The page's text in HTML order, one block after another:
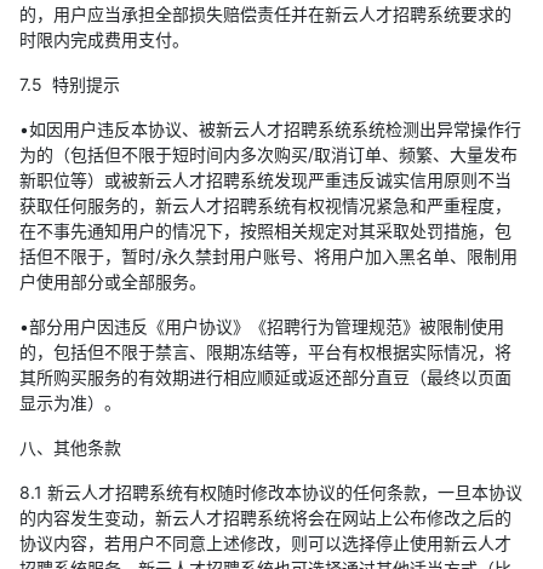
的，用户应当承担全部损失赔偿责任并在新云人才招聘系统要求的
时限内完成费用支付。
7.5 特别提示
•如因用户违反本协议、被新云人才招聘系统系统检测出异常操作行
为的（包括但不限于短时间内多次购买/取消订单、频繁、大量发布
新职位等）或被新云人才招聘系统发现严重违反诚实信用原则不当
获取任何服务的，新云人才招聘系统有权视情况紧急和严重程度，
在不事先通知用户的情况下，按照相关规定对其采取处罚措施，包
括但不限于，暂时/永久禁封用户账号、将用户加入黑名单、限制用
户使用部分或全部服务。
•部分用户因违反《用户协议》《招聘行为管理规范》被限制使用
的，包括但不限于禁言、限期冻结等，平台有权根据实际情况，将
其所购买服务的有效期进行相应顺延或返还部分直豆（最终以页面
显示为准）。
八、其他条款
8.1 新云人才招聘系统有权随时修改本协议的任何条款，一旦本协议
的内容发生变动，新云人才招聘系统将会在网站上公布修改之后的
协议内容，若用户不同意上述修改，则可以选择停止使用新云人才